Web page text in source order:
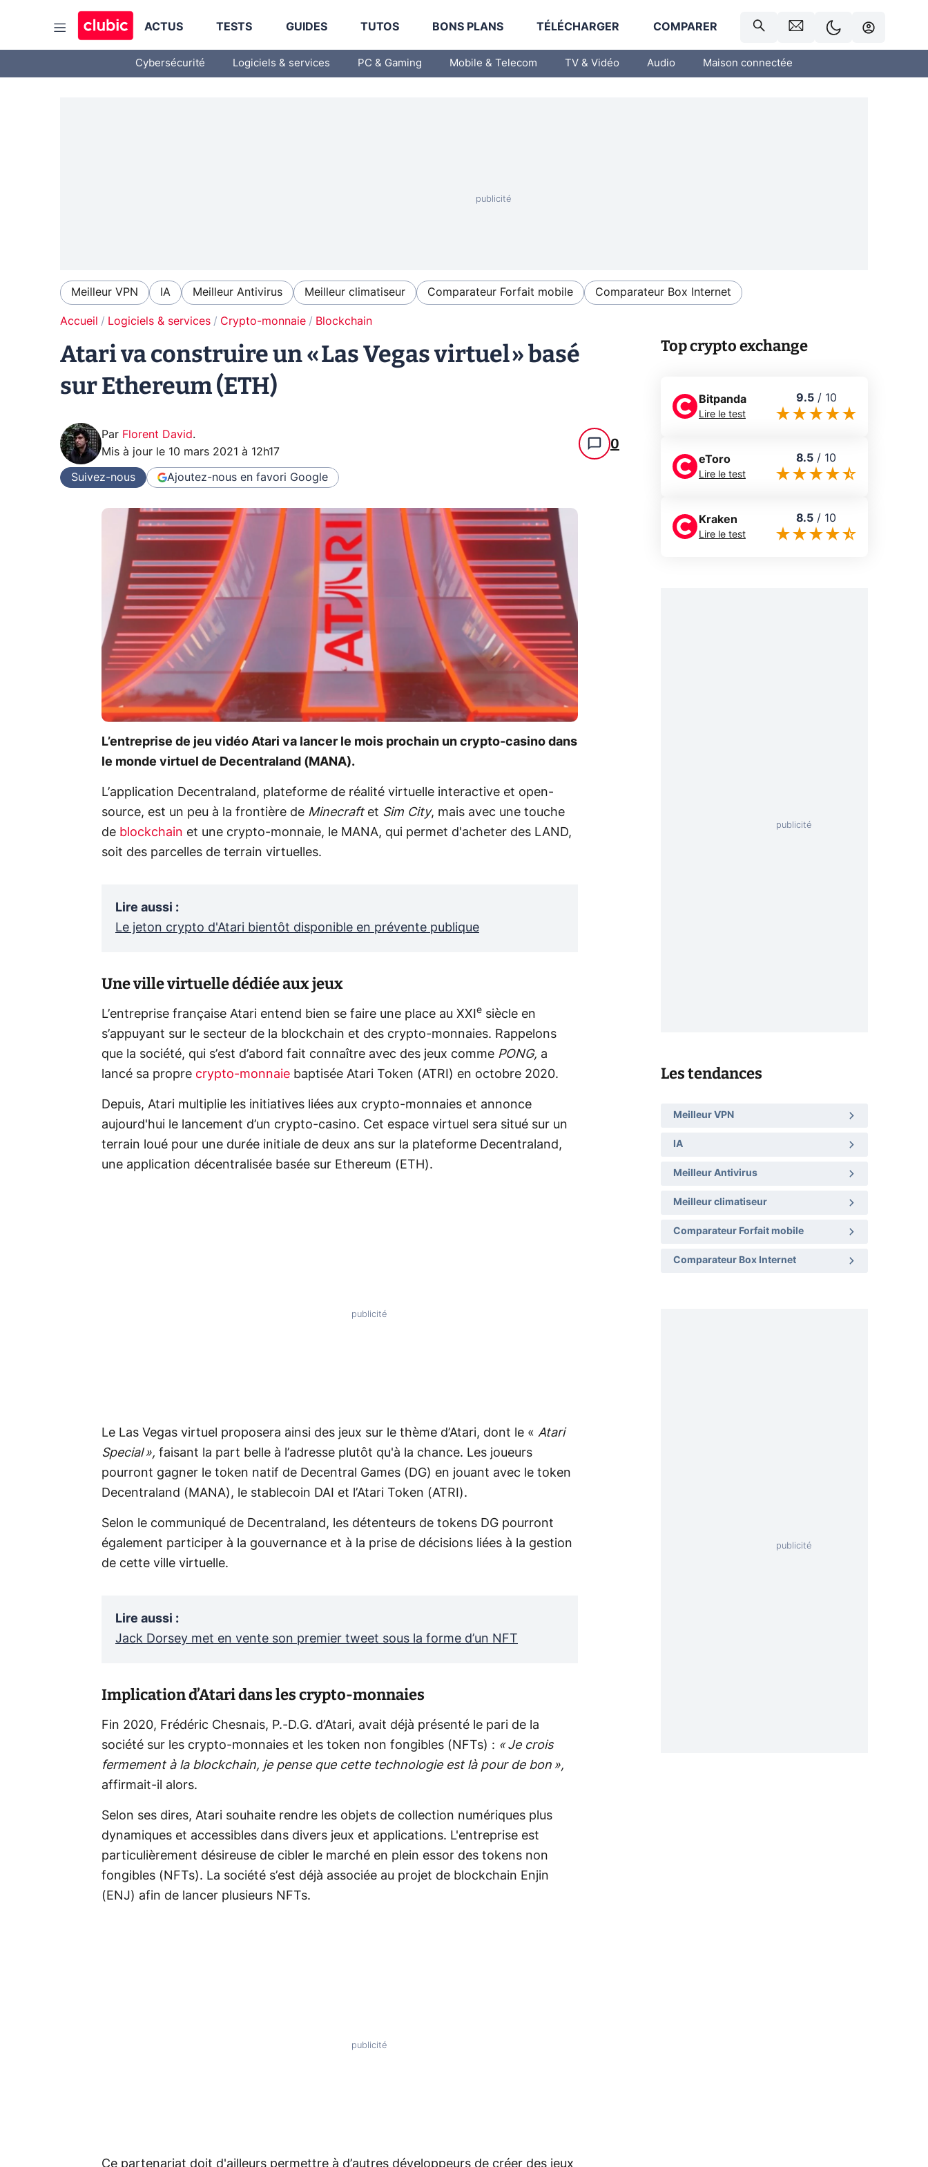
ACTUS TESTS GUIDES TUTOS BONS PLANS TÉLÉCHARGER COMPARER
Cybersécurité Logiciels & services PC & Gaming Mobile & Telecom TV & Vidéo Audio Maison connectée
Meilleur VPN IA Meilleur Antivirus Meilleur climatiseur Comparateur Forfait mobile Comparateur Box Internet
Accueil Logiciels & services Crypto-monnaie Blockchain
Atari va construire un « Las Vegas virtuel » basé
sur Ethereum (ETH)
Par Florent David.
Mis à jour le 10 mars 2021 à 12h17 0
Suivez-nous Ajoutez-nous en favori Google
L’entreprise de jeu vidéo Atari va lancer le mois prochain un crypto-casino dans
le monde virtuel de Decentraland (MANA).
L’application Decentraland, plateforme de réalité virtuelle interactive et open-
source, est un peu à la frontière de Minecraft et Sim City, mais avec une touche
de blockchain et une crypto-monnaie, le MANA, qui permet d'acheter des LAND,
soit des parcelles de terrain virtuelles.
Lire aussi :
Le jeton crypto d'Atari bientôt disponible en prévente publique
Une ville virtuelle dédiée aux jeux
L’entreprise française Atari entend bien se faire une place au XXI e siècle en
s’appuyant sur le secteur de la blockchain et des crypto-monnaies. Rappelons
que la société, qui s’est d’abord fait connaître avec des jeux comme PONG, a
lancé sa propre crypto-monnaie baptisée Atari Token (ATRI) en octobre 2020.
Depuis, Atari multiplie les initiatives liées aux crypto-monnaies et annonce
aujourd'hui le lancement d’un crypto-casino. Cet espace virtuel sera situé sur un
terrain loué pour une durée initiale de deux ans sur la plateforme Decentraland,
une application décentralisée basée sur Ethereum (ETH).
Le Las Vegas virtuel proposera ainsi des jeux sur le thème d’Atari, dont le « Atari
Special », faisant la part belle à l’adresse plutôt qu'à la chance. Les joueurs
pourront gagner le token natif de Decentral Games (DG) en jouant avec le token
Decentraland (MANA), le stablecoin DAI et l’Atari Token (ATRI).
Selon le communiqué de Decentraland, les détenteurs de tokens DG pourront
également participer à la gouvernance et à la prise de décisions liées à la gestion
de cette ville virtuelle.
Lire aussi :
Jack Dorsey met en vente son premier tweet sous la forme d’un NFT
Implication d’Atari dans les crypto-monnaies
Fin 2020, Frédéric Chesnais, P.-D.G. d’Atari, avait déjà présenté le pari de la
société sur les crypto-monnaies et les token non fongibles (NFTs) : « Je crois
fermement à la blockchain, je pense que cette technologie est là pour de bon »,
affirmait-il alors.
Selon ses dires, Atari souhaite rendre les objets de collection numériques plus
dynamiques et accessibles dans divers jeux et applications. L'entreprise est
particulièrement désireuse de cibler le marché en plein essor des tokens non
fongibles (NFTs). La société s’est déjà associée au projet de blockchain Enjin
(ENJ) afin de lancer plusieurs NFTs.
Ce partenariat doit d'ailleurs permettre à d’autres développeurs de créer des jeux
Top crypto exchange
Bitpanda
Lire le test
9.5/ 10
eToro
Lire le test
8.5 / 10
Kraken
Lire le test
8.5 / 10
Les tendances
Meilleur VPN
IA
Meilleur Antivirus
Meilleur climatiseur
Comparateur Forfait mobile
Comparateur Box Internet